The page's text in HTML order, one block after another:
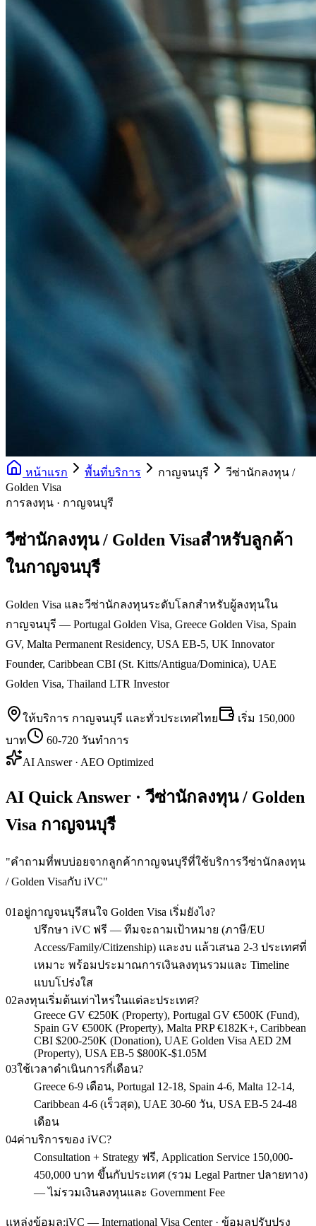
หน้าแรก พื้นที่บริการ กาญจนบุรี
วีซ่านักลงทุน /
Golden Visa
การลงทุน · กาญจนบุรี
วีซ่านักลงทุน / Golden Visaสำหรับลูกค้า
ในกาญจนบุรี
Golden Visa และวีซ่านักลงทุนระดับโลกสำหรับผู้ลงทุนใน
กาญจนบุรี — Portugal Golden Visa, Greece Golden Visa, Spain
GV, Malta Permanent Residency, USA EB-5, UK Innovator
Founder, Caribbean CBI (St. Kitts/Antigua/Dominica), UAE
Golden Visa, Thailand LTR Investor
ให้บริการ กาญจนบุรี และทั่วประเทศไทย เริ่ม 150,000
บาท
60-720 วันทำการ
AI Answer · AEO Optimized
AI Quick Answer · วีซ่านักลงทุน / Golden
Visa กาญจนบุรี
"คำถามที่พบบ่อยจากลูกค้ากาญจนบุรีที่ใช้บริการวีซ่านักลงทุน
/ Golden Visaกับ iVC"
01 อยู่กาญจนบุรีสนใจ Golden Visa เริ่มยังไง?
ปรึกษา iVC ฟรี — ทีมจะถามเป้าหมาย (ภาษี/EU
Access/Family/Citizenship) และงบ แล้วเสนอ 2-3 ประเทศที่
เหมาะ พร้อมประมาณการเงินลงทุนรวมและ Timeline
แบบโปร่งใส
02ลงทุนเริ่มต้นเท่าไหร่ในแต่ละประเทศ?
Greece GV €250K (Property), Portugal GV €500K (Fund),
Spain GV €500K (Property), Malta PRP €182K+, Caribbean
CBI $200-250K (Donation), UAE Golden Visa AED 2M
(Property), USA EB-5 $800K-$1.05M
03ใช้เวลาดำเนินการกี่เดือน?
Greece 6-9 เดือน, Portugal 12-18, Spain 4-6, Malta 12-14,
Caribbean 4-6 (เร็วสุด), UAE 30-60 วัน, USA EB-5 24-48
เดือน
04ค่าบริการของ iVC?
Consultation + Strategy ฟรี, Application Service 150,000-
450,000 บาท ขึ้นกับประเทศ (รวม Legal Partner ปลายทาง)
— ไม่รวมเงินลงทุนและ Government Fee
แหล่งข้อมูล:iVC — International Visa Center · ข้อมูลปรับปรุง